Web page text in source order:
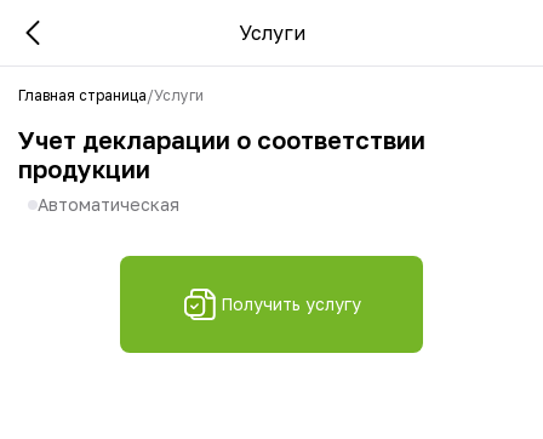
Услуги
Главная страница/Услуги
Учет декларации о соответствии
продукции
Автоматическая
Получить услугу